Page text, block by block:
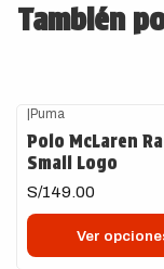
También
|Puma
Polo McLaren
Small Logo
S/149.00
Ver